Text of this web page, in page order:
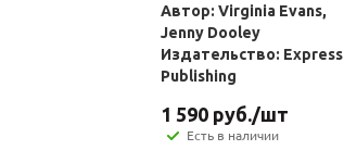
Автор: Virginia Evans,
Jenny Dooley
Издательство: Express
Publishing
1 590 руб./шт
Есть в наличии